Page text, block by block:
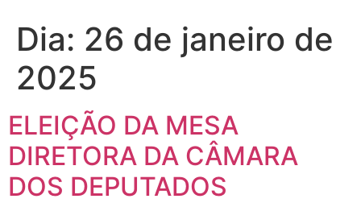
Dia: 26 de janeiro de
2025
ELEIÇÃO DA MESA
DIRETORA DA CÂMARA
DOS DEPUTADOS